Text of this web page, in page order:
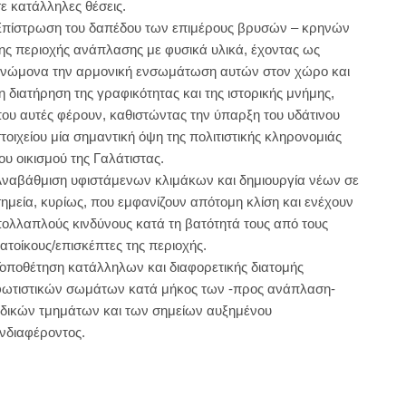
κατάλληλες θέσεις.
του δαπέδου των επιμέρους βρυσών – κρηνών
περιοχής ανάπλασης με φυσικά υλικά, έχοντας ως
την αρμονική ενσωμάτωση αυτών στον χώρο και
διατήρηση της γραφικότητας και της ιστορικής μνήμης,
αυτές φέρουν, καθιστώντας την ύπαρξη του υδάτινου
μία σημαντική όψη της πολιτιστικής κληρονομιάς
οικισμού της Γαλάτιστας.
υφιστάμενων κλιμάκων και δημιουργία νέων σε
κυρίως, που εμφανίζουν απότομη κλίση και ενέχουν
κινδύνους κατά τη βατότητά τους από τους
επισκέπτες της περιοχής.
κατάλληλων και διαφορετικής διατομής
σωμάτων κατά μήκος των -προς ανάπλαση-
τμημάτων και των σημείων αυξημένου